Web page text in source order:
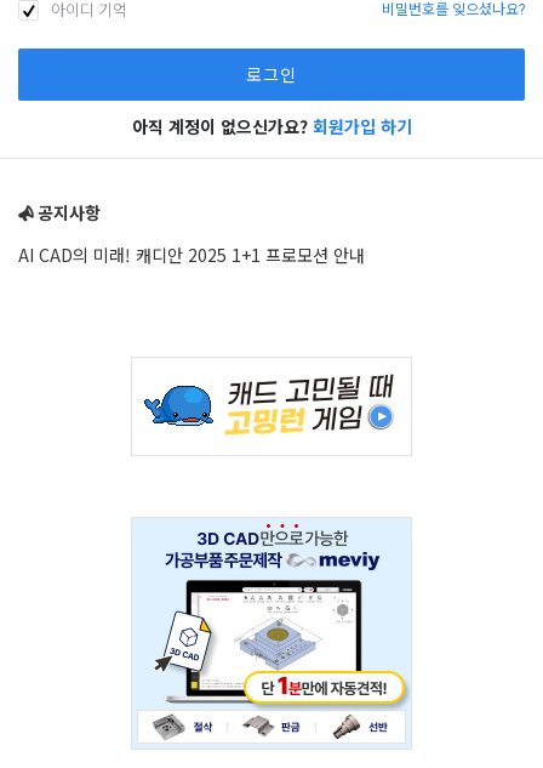
아이디 기억 비밀번호를 잊으셨나요?
아직 계정이 없으신가요? 회원가입 하기
공지사항
AI CAD의 미래! 캐디안 2025 1+1 프로모션 안내